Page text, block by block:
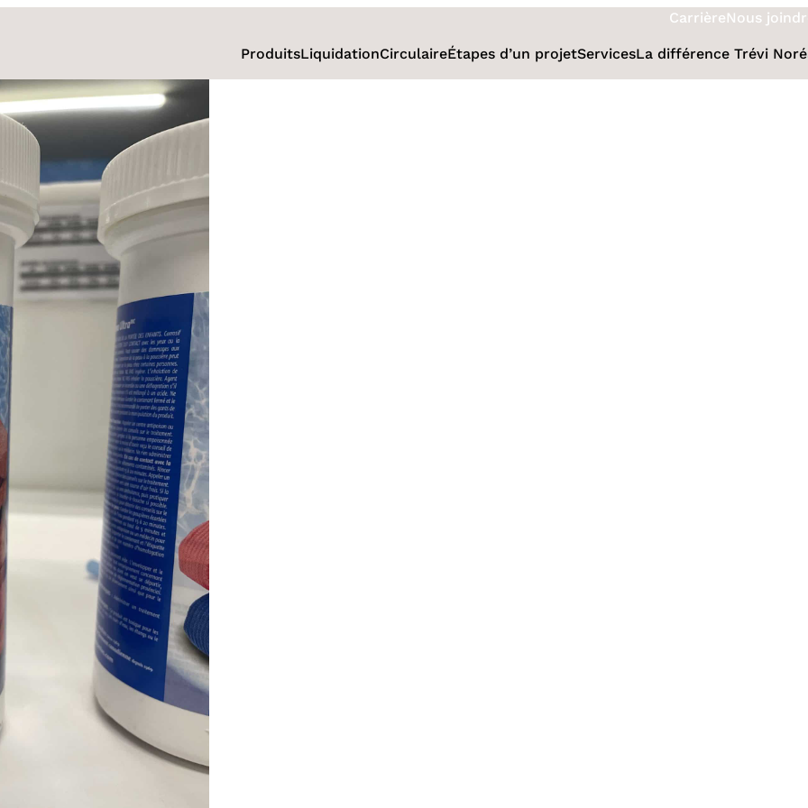
CarrièreNous
ProduitsLiquidationCirculaireÉtapes d’un projetServicesLa différence Trévi